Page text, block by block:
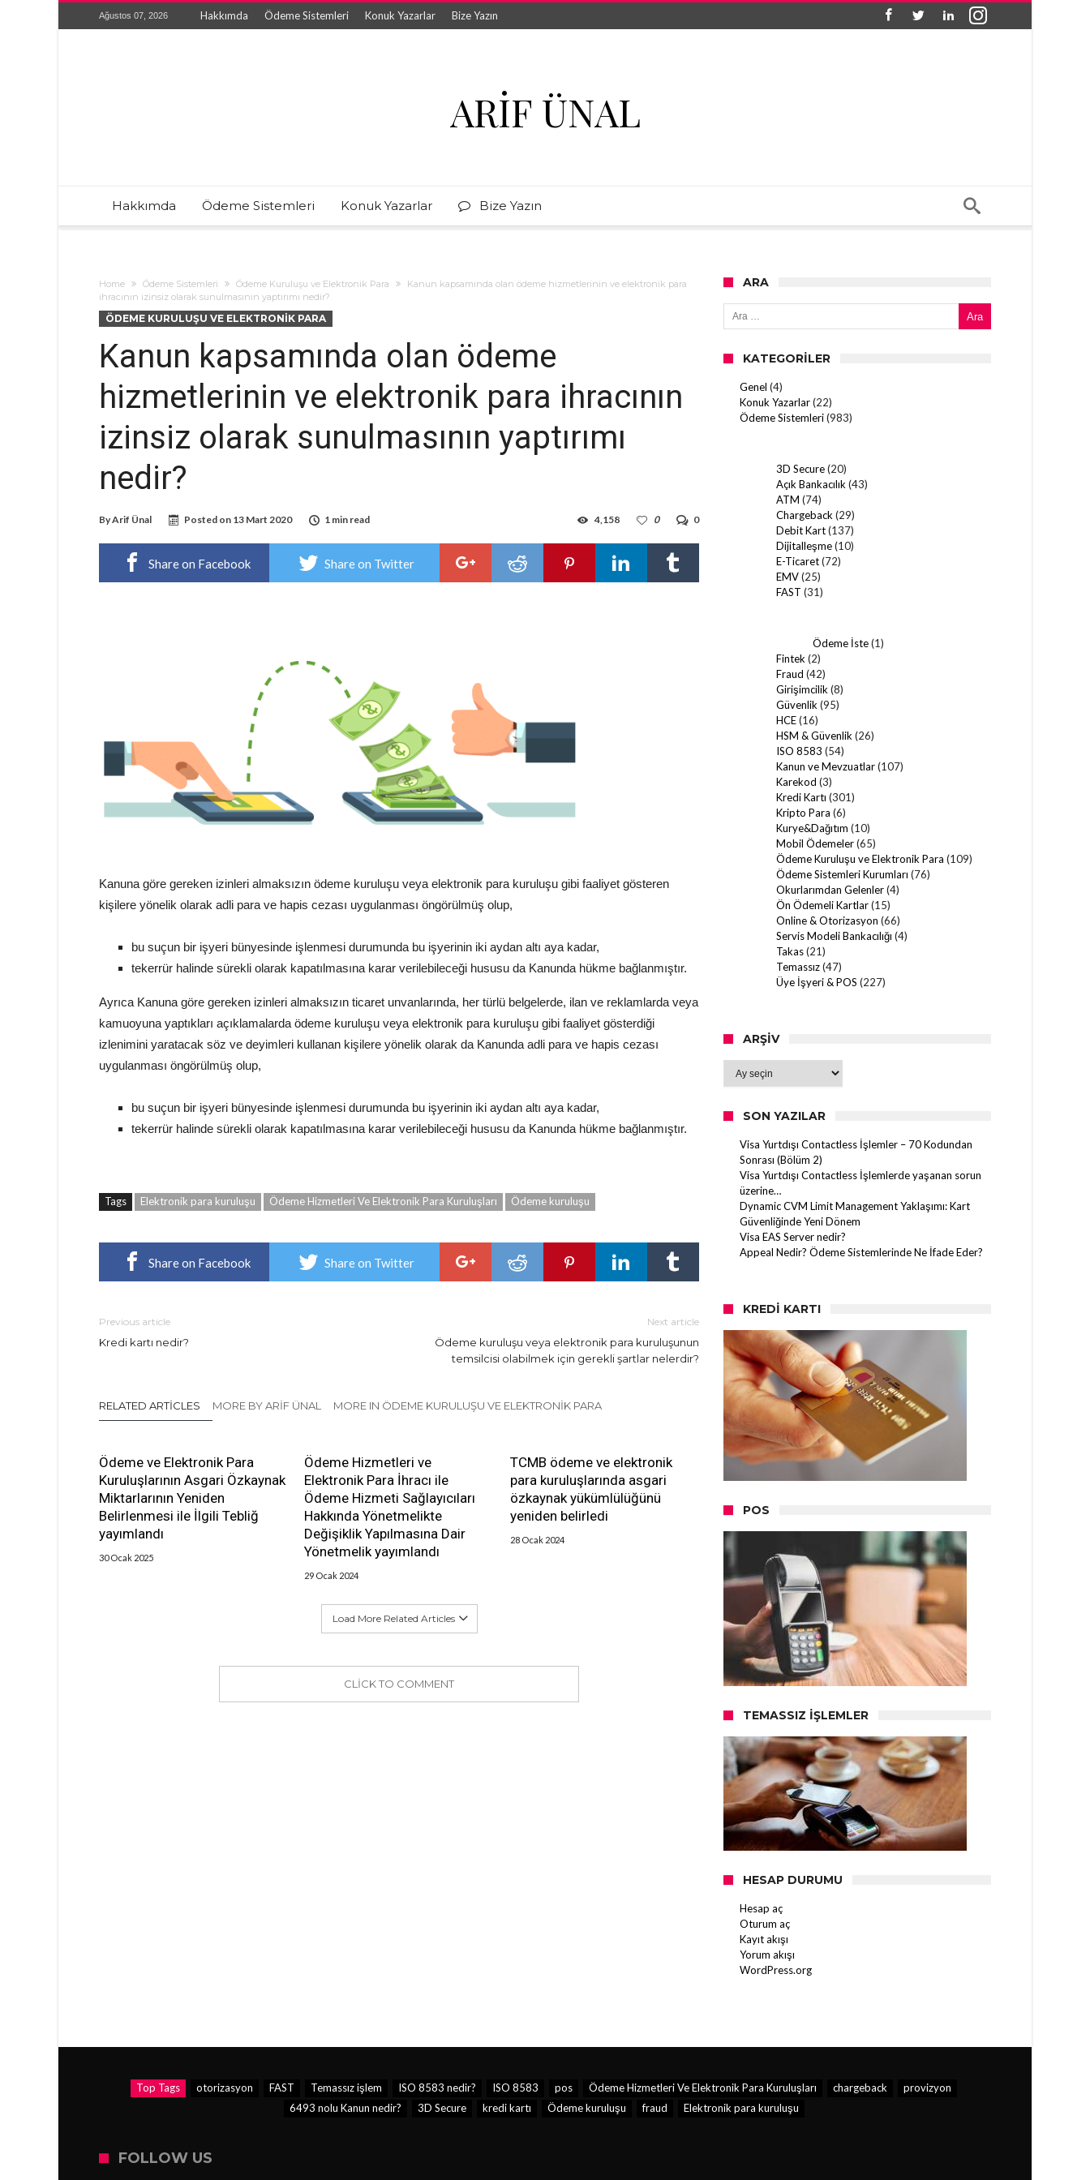
Ağustos 07, 2026 Hakkımda Ödeme Sistemleri Konuk Yazarlar Bize Yazın
ARIF ÜNAL
Hakkımda Ödeme Sistemleri Konuk Yazarlar Bize Yazın
Home Ödeme Sistemleri Ödeme Kuruluşu ve Elektronik Para
Kanun kapsamında olan ödeme hizmetlerinin ve elektronik para
ihracının izinsiz olarak sunulmasının yaptırımı nedir?
ÖDEME KURULUŞU VE ELEKTRONIK PARA
Kanun kapsamında olan ödeme
hizmetlerinin ve elektronik para ihracının
izinsiz olarak sunulmasının yaptırımı
nedir?
ByArif Ünal Posted on 13 Mart 2020 1 min read 0
0
4,158
Share on Facebook Share on Twitter
Kanuna göre gereken izinleri almaksızın ödeme kuruluşu veya elektronik para kuruluşu gibi faaliyet gösteren
kişilere yönelik olarak adli para ve hapis cezası uygulanması öngörülmüş olup,
bu suçun bir işyeri bünyesinde işlenmesi durumunda bu işyerinin iki aydan altı aya kadar,
tekerrür halinde sürekli olarak kapatılmasına karar verilebileceği hususu da Kanunda hükme bağlanmıştır.
Ayrıca Kanuna göre gereken izinleri almaksızın ticaret unvanlarında, her türlü belgelerde, ilan ve reklamlarda veya
kamuoyuna yaptıkları açıklamalarda ödeme kuruluşu veya elektronik para kuruluşu gibi faaliyet gösterdiği
izlenimini yaratacak söz ve deyimleri kullanan kişilere yönelik olarak da Kanunda adli para ve hapis cezası
uygulanması öngörülmüş olup,
bu suçun bir işyeri bünyesinde işlenmesi durumunda bu işyerinin iki aydan altı aya kadar,
tekerrür halinde sürekli olarak kapatılmasına karar verilebileceği hususu da Kanunda hükme bağlanmıştır.
Tags Elektronik para kuruluşu Ödeme Hizmetleri Ve Elektronik Para Kuruluşları Ödeme kuruluşu
Share on Facebook Share on Twitter
Previous article
Kredi kartı nedir?
Next article
Ödeme kuruluşu veya elektronik para kuruluşunun
temsilcisi olabilmek için gerekli şartlar nelerdir?
RELATED ARTICLES MORE BY ARIF ÜNAL MORE IN ÖDEME KURULUŞU VE ELEKTRONIK PARA
Ödeme ve Elektronik Para
Kuruluşlarının Asgari Özkaynak
Miktarlarının Yeniden
Belirlenmesi ile İlgili Tebliğ
yayımlandı
30 Ocak 2025
Ödeme Hizmetleri ve
Elektronik Para İhracı ile
Ödeme Hizmeti Sağlayıcıları
Hakkında Yönetmelikte
Değişiklik Yapılmasına Dair
Yönetmelik yayımlandı
29 Ocak 2024
TCMB ödeme ve elektronik
para kuruluşlarında asgari
özkaynak yükümlülüğünü
yeniden belirledi
28 Ocak 2024
Load More Related Articles
CLICK TO COMMENT
ARA
Arama:
KATEGORILER
Genel (4)
Konuk Yazarlar(22)
Ödeme Sistemleri(983)
3D Secure(20)
Açık Bankacılık (43)
ATM (74)
Chargeback (29)
Debit Kart(137)
Dijitalleşme(10)
E-Ticaret(72)
EMV(25)
FAST (31)
Ödeme İste(1)
Fintek (2)
Fraud (42)
Girişimcilik (8)
Güvenlik (95)
HCE(16)
HSM & Güvenlik (26)
ISO 8583 (54)
Kanun ve Mevzuatlar(107)
Karekod (3)
Kredi Kartı (301)
Kripto Para (6)
Kurye&Dağıtım (10)
Mobil Ödemeler(65)
Ödeme Kuruluşu ve Elektronik Para (109)
Ödeme Sistemleri Kurumları (76)
Okurlarımdan Gelenler(4)
Ön Ödemeli Kartlar(15)
Online & Otorizasyon (66)
Servis Modeli Bankacılığı (4)
Takas(21)
Temassız(47)
Üye İşyeri & POS (227)
ARŞIV
SON YAZILAR
Visa Yurtdışı Contactless İşlemler – 70 Kodundan
Sonrası (Bölüm 2)
Visa Yurtdışı Contactless İşlemlerde yaşanan sorun
üzerine…
Dynamic CVM Limit Management Yaklaşımı: Kart
Güvenliğinde Yeni Dönem
Visa EAS Server nedir?
Appeal Nedir? Ödeme Sistemlerinde Ne İfade Eder?
KREDI KARTI
POS
TEMASSIZ İŞLEMLER
HESAP DURUMU
Hesap aç
Oturum aç
Kayıt akışı
Yorum akışı
WordPress.org
Top Tags otorizasyon FAST Temassız işlem ISO 8583 nedir? ISO 8583 pos Ödeme Hizmetleri Ve Elektronik Para Kuruluşları chargeback
provizyon
6493 nolu Kanun nedir?
3D Secure kredi kartı Ödeme kuruluşu fraud Elektronik para kuruluşu
FOLLOW US